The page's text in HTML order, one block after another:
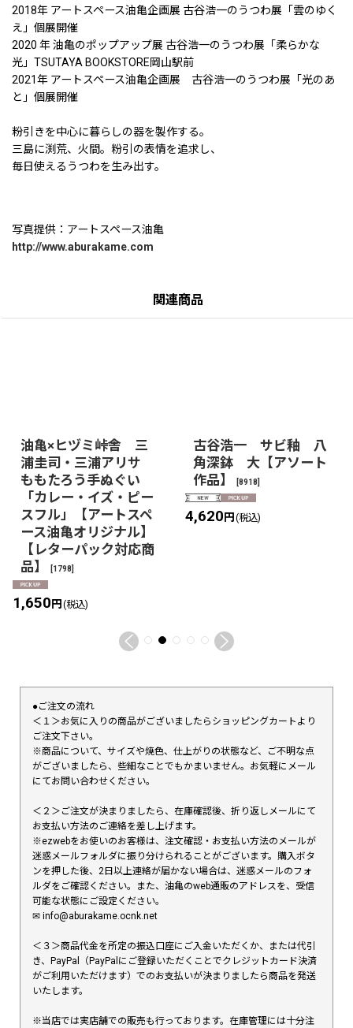
2018年 アートスペース油亀企画展 古谷浩一のうつわ展「雲のゆく
え」個展開催
2020 年 油亀のポップアップ展 古谷浩一のうつわ展「柔らかな
光」TSUTAYA BOOKSTORE岡山駅前
2021年 アートスペース油亀企画展 古谷浩一のうつわ展「光のあ
と」個展開催
粉引きを中心に暮らしの器を製作する。
三島に渕荒、火間。粉引の表情を追求し、
毎日使えるうつわを生み出す。
写真提供：アートスペース油亀
http://www.aburakame.com
関連商品
油亀×ヒヅミ峠舎 三
浦圭司・三浦アリサ
ももたろう手ぬぐい
「カレー・イズ・ピー
スフル」【アートスペ
ース油亀オリジナル】
【レターパック対応商
品】
[1798]
1,650円 (税込)
古谷浩一 サビ釉 八
角深鉢 大【アソート
作品】
[8918]
4,620円 (税込)
●ご注文の流れ
＜１＞お気に入りの商品がございましたらショッピングカートより
ご注文下さい。
※商品について、サイズや焼色、仕上がりの状態など、ご不明な点
がございましたら、些細なことでもかまいません。お気軽にメール
にてお問い合わせください。
＜２＞ご注文が決まりましたら、在庫確認後、折り返しメールにて
お支払い方法のご連絡を差し上げます。
※ezwebをお使いのお客様は、注文確認・お支払い方法のメールが
迷惑メールフォルダに振り分けられることがございます。購入ボタ
ンを押した後、2日以上連絡が届かない場合は、迷惑メールのフォ
ルダをご確認ください。また、油亀のweb通販のアドレスを、受信
可能な状態にご設定ください。
✉︎ info@aburakame.ocnk.net
＜３＞商品代金を所定の振込口座にご入金いただくか、または代引
き、PayPal（PayPalにご登録いただくことでクレジットカード決済
がご利用いただけます）でのお支払いが決まりましたら商品を発送
いたします。
※当店では実店舗での販売も行っております。在庫管理には十分注